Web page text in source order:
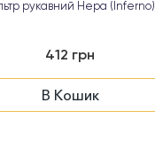
рукавний Hepa (Inferno)
412 грн
В Кошик